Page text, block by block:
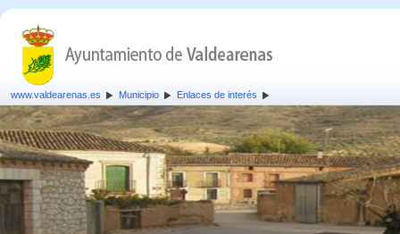
www.valdearenas.es Municipio Enlaces de interés